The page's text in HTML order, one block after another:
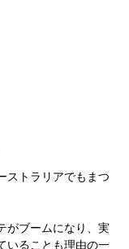
ストラリアでもまつ
がブームになり、実
いることも理由の一